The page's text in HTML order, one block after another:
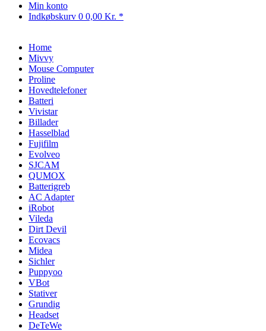
Min konto
Indkøbskurv 0 0,00 Kr. *
Home
Mivvy
Mouse Computer
Proline
Hovedtelefoner
Batteri
Vivistar
Billader
Hasselblad
Fujifilm
Evolveo
SJCAM
QUMOX
Batterigreb
AC Adapter
iRobot
Vileda
Dirt Devil
Ecovacs
Midea
Sichler
Puppyoo
VBot
Stativer
Grundig
Headset
DeTeWe